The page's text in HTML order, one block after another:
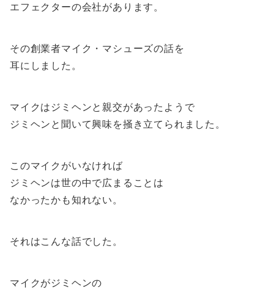
エフェクターの会社があります。
その創業者マイク・マシューズの話を
耳にしました。
マイクはジミヘンと親交があったようで
ジミヘンと聞いて興味を掻き立てられました。
このマイクがいなければ
ジミヘンは世の中で広まることは
なかったかも知れない。
それはこんな話でした。
マイクがジミヘンの